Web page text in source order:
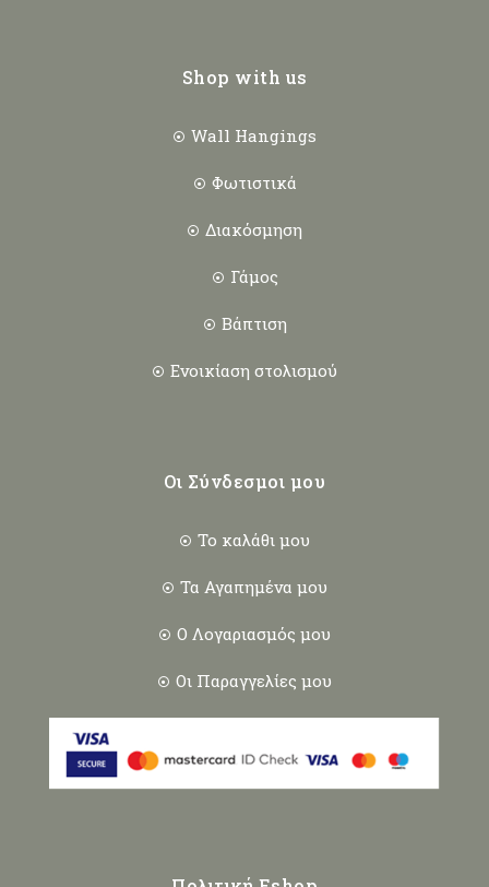
Shop with us
Wall Hangings
Φωτιστικά
Διακόσμηση
Γάμος
Βάπτιση
Ενοικίαση στολισμού
Οι Σύνδεσμοι μου
Το καλάθι μου
Τα Αγαπημένα μου
Ο Λογαριασμός μου
Οι Παραγγελίες μου